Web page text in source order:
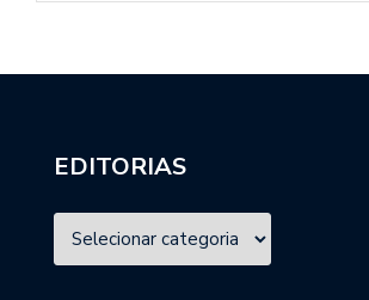
EDITORIAS